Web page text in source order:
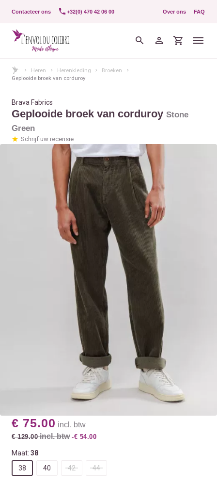
Contacteer ons +32(0) 470 42 06 00 Over ons FAQ
Heren Herenkleding
Broeken
Geplooide broek van corduroy
Brava Fabrics
Geplooide broek van corduroy Stone
Green
Schrijf uw recensie
€ 75.00 incl. btw
€ 129.00incl. btw -€ 54.00
Maat: 38
38
40 42 44